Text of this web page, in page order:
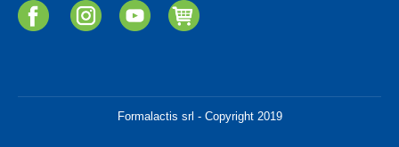
Formalactis srl - Copyright 2019